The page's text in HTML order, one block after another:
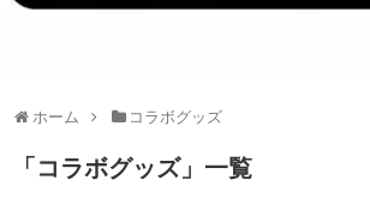
ホーム コラボグッズ
「 コラボグッズ」 一覧